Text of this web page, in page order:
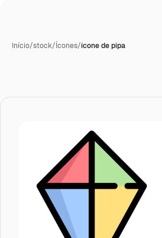
Início/stock/Ícones/ícone de pipa